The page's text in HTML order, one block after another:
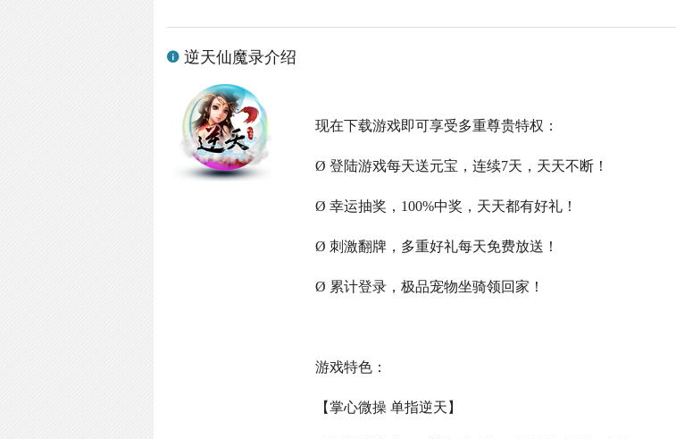
逆天仙魔录介绍
现在下载游戏即可享受多重尊贵特权：
Ø 登陆游戏每天送元宝，连续7天，天天不断！
Ø 幸运抽奖，100%中奖，天天都有好礼！
Ø 刺激翻牌，多重好礼每天免费放送！
Ø 累计登录，极品宠物坐骑领回家！
游戏特色：
【掌心微操 单指逆天】